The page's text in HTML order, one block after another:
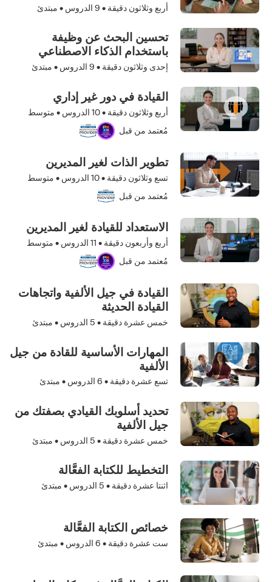
أربع وثلاثون دقيقة • 9 الدروس • مبتدئ
تحسين البحث عن وظيفة
باستخدام الذكاء الاصطناعي
إحدى وثلاثون دقيقة • 9 الدروس • مبتدئ
القيادة في دور غير إداري
أربع وثلاثون دقيقة •10 الدروس • متوسط
مُعتمد من قبل
تطوير الذات لغير المديرين
تسع وثلاثون دقيقة •10 الدروس • متوسط
مُعتمد من قبل
الاستعداد للقيادة لغير المديرين
أربع وأربعون دقيقة • 11 الدروس • متوسط
مُعتمد من قبل
القيادة في جيل الألفية واتجاهات
القيادة الحديثة
خمس عشرة دقيقة • 5 الدروس • مبتدئ
المهارات الأساسية للقادة من جيل
الألفية
تسع عشرة دقيقة • 6 الدروس • مبتدئ
تحديد أسلوبك القيادي بصفتك من
جيل الألفية
خمس عشرة دقيقة • 5 الدروس • مبتدئ
التخطيط للكتابة الفعَّالة
اثنتا عشرة دقيقة • 5 الدروس • مبتدئ
خصائص الكتابة الفعَّالة
ست عشرة دقيقة • 6 الدروس • مبتدئ